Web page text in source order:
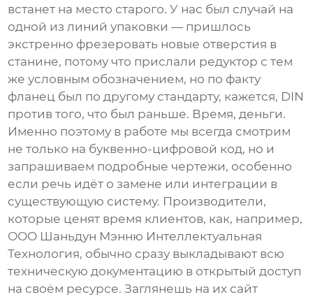
встанет на место старого. У нас был случай на
одной из линий упаковки — пришлось
экстренно фрезеровать новые отверстия в
станине, потому что прислали редуктор с тем
же условным обозначением, но по факту
фланец был по другому стандарту, кажется, DIN
против того, что был раньше. Время, деньги.
Именно поэтому в работе мы всегда смотрим
не только на буквенно-цифровой код, но и
запрашиваем подробные чертежи, особенно
если речь идёт о замене или интеграции в
существующую систему. Производители,
которые ценят время клиентов, как, например,
ООО Шаньдун Мэнню Интеллектуальная
Технология, обычно сразу выкладывают всю
техническую документацию в открытый доступ
на своём ресурсе. Заглянешь на их сайт